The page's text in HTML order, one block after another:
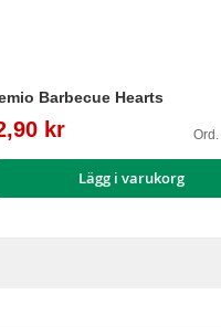
Barbecue Hearts
kr Ord.
Lägg i varukorg